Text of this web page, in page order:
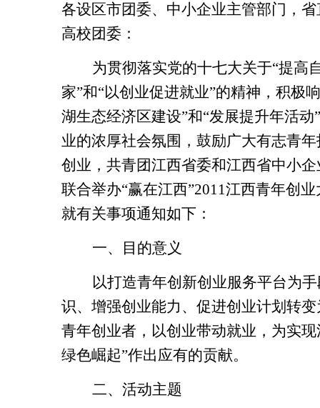
各设区市团委、中小企业主管部门，
高校团委：
为贯彻落实党的十七大关于“提高
家”和“以创业促进就业”的精神，积极
湖生态经济区建设”和“发展提升年活
业的浓厚社会氛围，鼓励广大有志青
创业，共青团江西省委和江西省中小
联合举办“赢在江西”2011江西青年创
就有关事项通知如下：
一、目的意义
以打造青年创新创业服务平台为
识、增强创业能力、促进创业计划转
青年创业者，以创业带动就业，为实
绿色崛起”作出应有的贡献。
二、活动主题